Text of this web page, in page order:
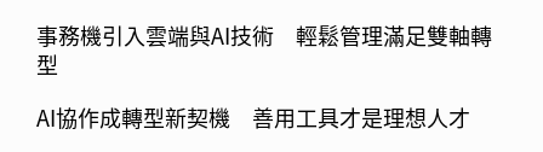
事務機引入雲端與AI技術 輕鬆管理滿足雙軸轉
型
AI協作成轉型新契機 善用工具才是理想人才